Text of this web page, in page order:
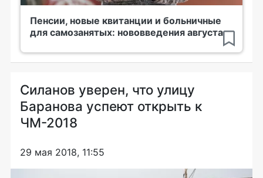
Пенсии, новые квитанции и больничные
для самозанятых: нововведения августа
Силанов уверен, что улицу
Баранова успеют открыть к
ЧМ-2018
29 мая 2018, 11:55